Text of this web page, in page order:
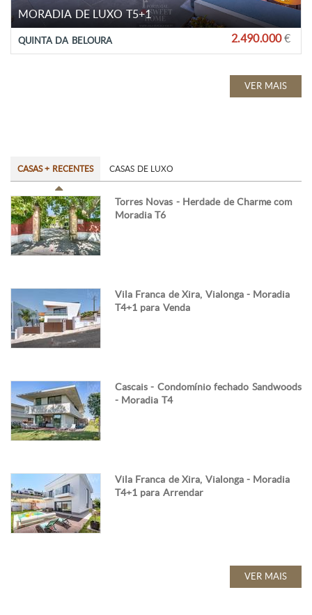
MORADIA DE LUXO T5+1
QUINTA DA BELOURA 2.490.000€
VER MAIS
CASAS + RECENTES CASAS DE LUXO
Torres Novas - Herdade de Charme com
Moradia T6
Vila Franca de Xira, Vialonga - Moradia
T4+1 para Venda
Cascais - Condomínio fechado Sandwoods
- Moradia T4
Vila Franca de Xira, Vialonga - Moradia
T4+1 para Arrendar
VER MAIS